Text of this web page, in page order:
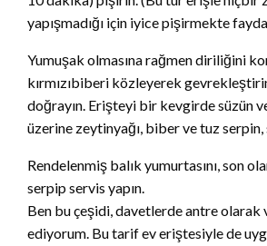
yapışmadığı için iyice pişirmekte
Yumuşak olmasına rağmen diriliğini
kırmızıbiberi közleyerek
doğrayın. Erişteyi bir kevgirde süzün
üzerine zeytinyağı, biber ve tuz
Rendelenmiş balık yumurtasını, son
serpip servis yapın.
Ben bu çeşidi, davetlerde antre olarak
ediyorum. Bu tarif ev eriştesiyle de